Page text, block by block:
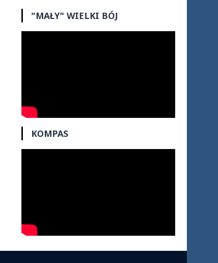
"MAŁY" WIELKI BÓJ
KOMPAS